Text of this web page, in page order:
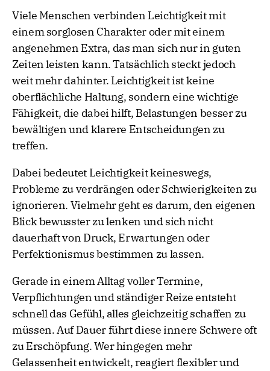
Viele Menschen verbinden Leichtigkeit mit
einem sorglosen Charakter oder mit einem
angenehmen Extra, das man sich nur in guten
Zeiten leisten kann. Tatsächlich steckt jedoch
weit mehr dahinter. Leichtigkeit ist keine
oberflächliche Haltung, sondern eine wichtige
Fähigkeit, die dabei hilft, Belastungen besser zu
bewältigen und klarere Entscheidungen zu
treffen.
Dabei bedeutet Leichtigkeit keineswegs,
Probleme zu verdrängen oder Schwierigkeiten zu
ignorieren. Vielmehr geht es darum, den eigenen
Blick bewusster zu lenken und sich nicht
dauerhaft von Druck, Erwartungen oder
Perfektionismus bestimmen zu lassen.
Gerade in einem Alltag voller Termine,
Verpflichtungen und ständiger Reize entsteht
schnell das Gefühl, alles gleichzeitig schaffen zu
müssen. Auf Dauer führt diese innere Schwere oft
zu Erschöpfung. Wer hingegen mehr
Gelassenheit entwickelt, reagiert flexibler und